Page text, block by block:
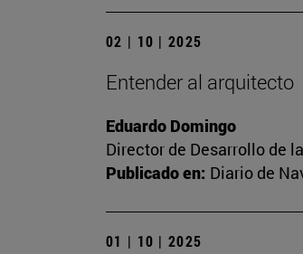
02 | 10 | 2025
Entender al arquitecto
Eduardo Domingo
Director de Desarrollo de
Publicado en: Diario de
01 | 10 | 2025